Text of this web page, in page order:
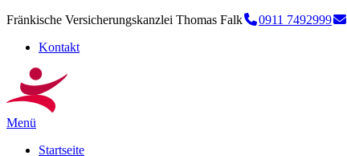
Fränkische Versicherungskanzlei Thomas Falk 0911 7492999
Kontakt
Menü
Startseite